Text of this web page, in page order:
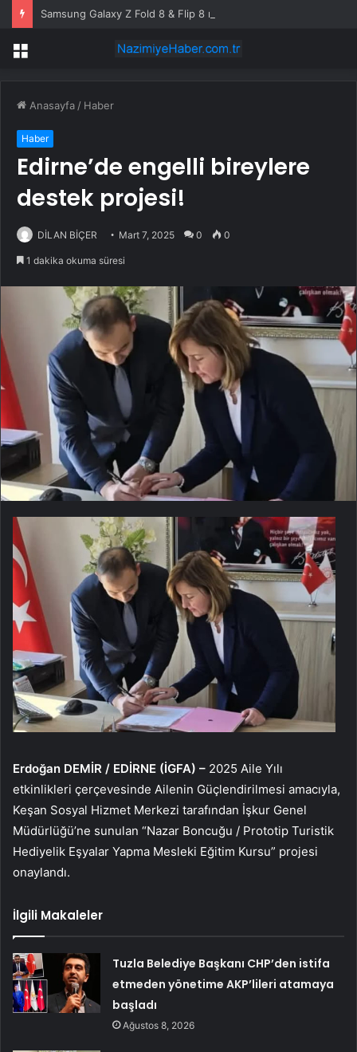
Menü
Anasayfa / Haber
Haber
Edirne’de engelli bireylere
destek projesi!
DİLAN BİÇER Mart 7, 2025 0 0
1 dakika okuma süresi
Erdoğan DEMİR / EDİRNE (İGFA) – 2025 Aile Yılı
etkinlikleri çerçevesinde Ailenin Güçlendirilmesi amacıyla,
Keşan Sosyal Hizmet Merkezi tarafından İşkur Genel
Müdürlüğü’ne sunulan “Nazar Boncuğu / Prototip Turistik
Hediyelik Eşyalar Yapma Mesleki Eğitim Kursu” projesi
onaylandı.
İlgili Makaleler
Tuzla Belediye Başkanı CHP’den istifa
etmeden yönetime AKP’lileri atamaya
başladı
Ağustos 8, 2026